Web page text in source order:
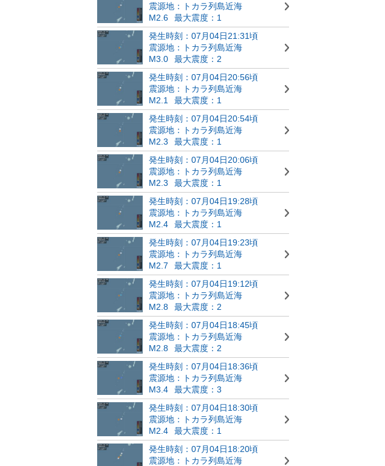
震源地：トカラ列島近海
M2.6
最大震度：1
発生時刻：07月04日21:31頃
震源地：トカラ列島近海
M3.0
最大震度：2
発生時刻：07月04日20:56頃
震源地：トカラ列島近海
M2.1
最大震度：1
発生時刻：07月04日20:54頃
震源地：トカラ列島近海
M2.3
最大震度：1
発生時刻：07月04日20:06頃
震源地：トカラ列島近海
M2.3
最大震度：1
発生時刻：07月04日19:28頃
震源地：トカラ列島近海
M2.4
最大震度：1
発生時刻：07月04日19:23頃
震源地：トカラ列島近海
M2.7
最大震度：1
発生時刻：07月04日19:12頃
震源地：トカラ列島近海
M2.8
最大震度：2
発生時刻：07月04日18:45頃
震源地：トカラ列島近海
M2.8
最大震度：2
発生時刻：07月04日18:36頃
震源地：トカラ列島近海
M3.4
最大震度：3
発生時刻：07月04日18:30頃
震源地：トカラ列島近海
M2.4
最大震度：1
発生時刻：07月04日18:20頃
震源地：トカラ列島近海